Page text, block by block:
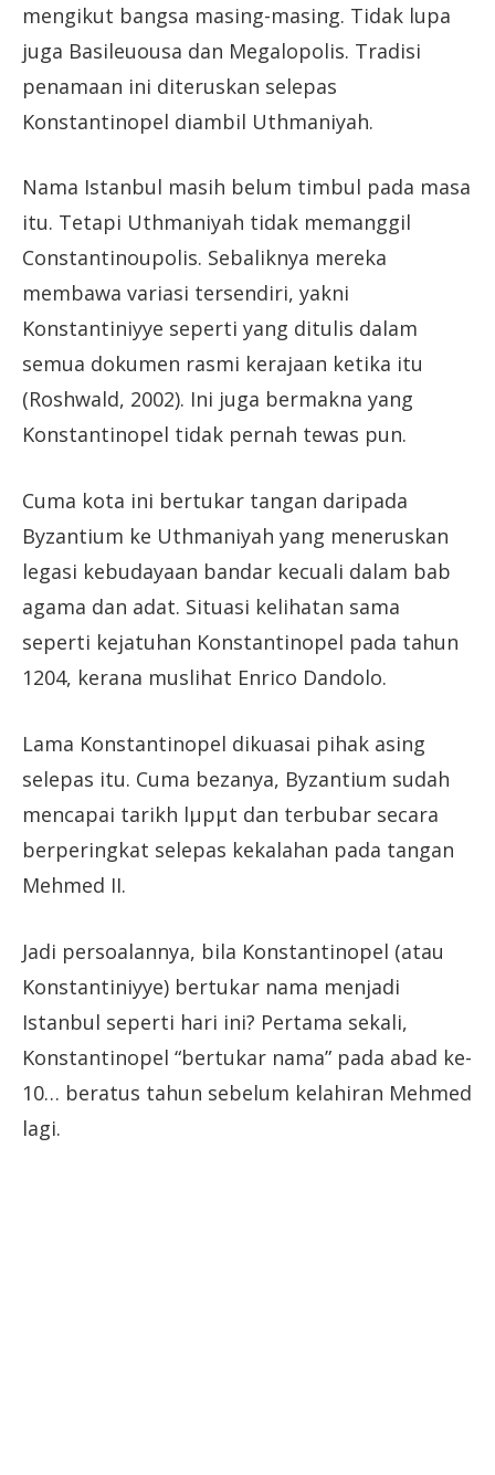
mengikut bangsa masing-masing. Tidak lupa
juga Basileuousa dan Megalopolis. Tradisi
penamaan ini diteruskan selepas
Konstantinopel diambil Uthmaniyah.
Nama Istanbul masih belum timbul pada masa
itu. Tetapi Uthmaniyah tidak memanggil
Constantinoupolis. Sebaliknya mereka
membawa variasi tersendiri, yakni
Konstantiniyye seperti yang ditulis dalam
semua dokumen rasmi kerajaan ketika itu
(Roshwald, 2002). Ini juga bermakna yang
Konstantinopel tidak pernah tewas pun.
Cuma kota ini bertukar tangan daripada
Byzantium ke Uthmaniyah yang meneruskan
legasi kebudayaan bandar kecuali dalam bab
agama dan adat. Situasi kelihatan sama
seperti kejatuhan Konstantinopel pada tahun
1204, kerana muslihat Enrico Dandolo.
Lama Konstantinopel dikuasai pihak asing
selepas itu. Cuma bezanya, Byzantium sudah
mencapai tarikh lμpμt dan terbubar secara
berperingkat selepas kekalahan pada tangan
Mehmed II.
Jadi persoalannya, bila Konstantinopel (atau
Konstantiniyye) bertukar nama menjadi
Istanbul seperti hari ini? Pertama sekali,
Konstantinopel “bertukar nama” pada abad ke-
10… beratus tahun sebelum kelahiran Mehmed
lagi.